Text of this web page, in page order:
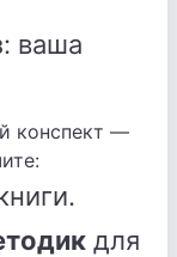
ваша
конспект —
для